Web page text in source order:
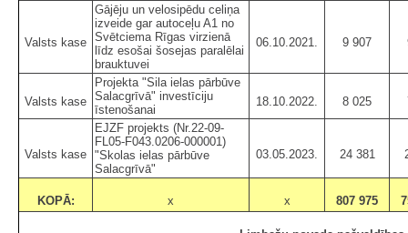
Valsts kase
Gājēju un velosipēdu celiņa
izveide gar autoceļu A1 no
Svētciema Rīgas virzienā
līdz esošai šosejas paralēlai
brauktuvei
06.10.2021. 9 907
Valsts kase
Projekta "Sila ielas pārbūve
Salacgrīvā" investīciju
īstenošanai
18.10.2022. 8 025
Valsts kase
EJZF projekts (Nr.22-09-
FL05-F043.0206-000001)
"Skolas ielas pārbūve
Salacgrīvā"
03.05.2023. 24 381
KOPĀ: x x 807 975